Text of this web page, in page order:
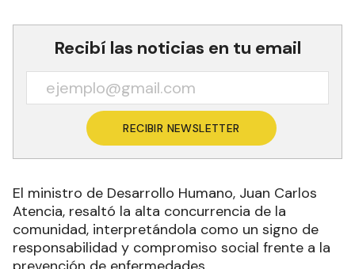
Recibí las noticias en tu email
RECIBIR NEWSLETTER
El ministro de Desarrollo Humano, Juan Carlos
Atencia, resaltó la alta concurrencia de la
comunidad, interpretándola como un signo de
responsabilidad y compromiso social frente a la